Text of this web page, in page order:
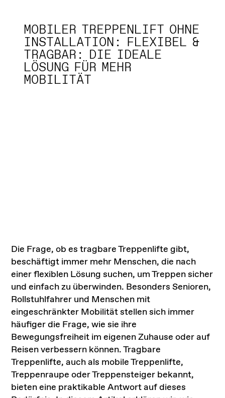
MOBILER TREPPENLIFT OHNE
INSTALLATION: FLEXIBEL &
TRAGBAR: DIE IDEALE
LÖSUNG FÜR MEHR
MOBILITÄT
Die Frage, ob es tragbare Treppenlifte gibt,
beschäftigt immer mehr Menschen, die nach
einer flexiblen Lösung suchen, um Treppen sicher
und einfach zu überwinden. Besonders Senioren,
Rollstuhlfahrer und Menschen mit
eingeschränkter Mobilität stellen sich immer
häufiger die Frage, wie sie ihre
Bewegungsfreiheit im eigenen Zuhause oder auf
Reisen verbessern können. Tragbare
Treppenlifte, auch als mobile Treppenlifte,
Treppenraupe oder Treppensteiger bekannt,
bieten eine praktikable Antwort auf dieses